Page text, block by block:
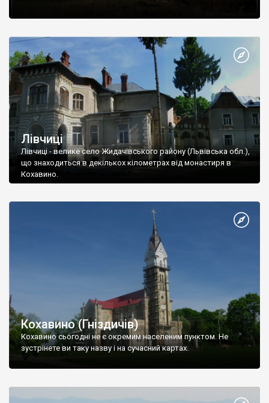
Лівчиці
Лівчиці - велике село Жидачівського району (Львівська обл.),
що знаходиться в декількох кілометрах від монастиря в
Кохавино.
Кохавино (Гніздичів)
Кохавино сьогодні не є окремим населеним пунктом. Не
зустрінете ви таку назву і на сучасний картах.